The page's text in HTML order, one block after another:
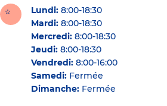
Lundi: 8:00-18:30
Mardi: 8:00-18:30
Mercredi: 8:00-18:30
Jeudi: 8:00-18:30
Vendredi: 8:00-16:00
Samedi: Fermée
Dimanche: Fermée